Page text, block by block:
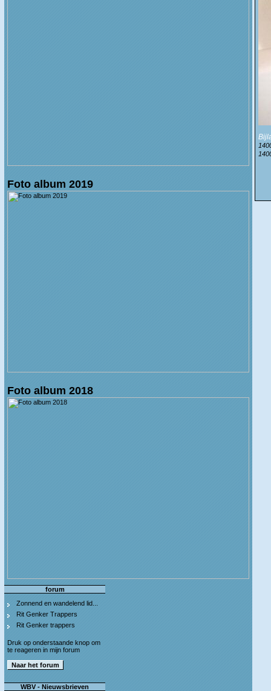
Foto album 2019
Foto album 2018
forum
Zonnend en wandelend lid...
Rit Genker Trappers
Rit Genker trappers
Druk op onderstaande knop om
te reageren in mijn forum
WBV - Nieuwsbrieven